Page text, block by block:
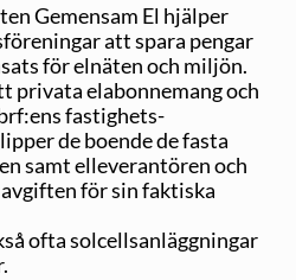
Gemensam El hjälper
att spara pengar
för elnäten och miljön.
privata elabonnemang och
fastighets­
de boende de fasta
samt elleverantören och
för sin faktiska
ofta solcellsanläggningar